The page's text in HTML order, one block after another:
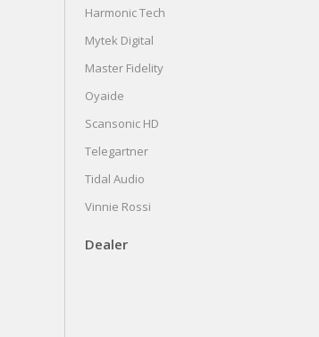
Harmonic Tech
Mytek Digital
Master Fidelity
Oyaide
Scansonic HD
Telegartner
Tidal Audio
Vinnie Rossi
Dealer